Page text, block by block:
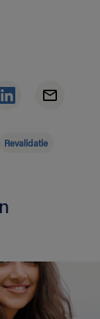
Revalidatie